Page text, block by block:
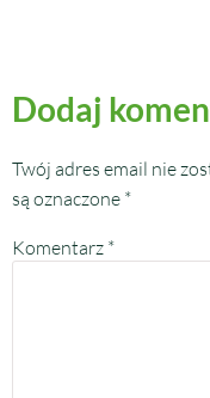
Dodaj
Twój adres email nie
są oznaczone *
Komentarz *